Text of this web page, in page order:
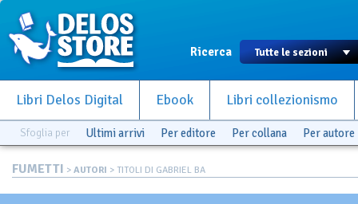
Ricerca
Libri Delos Digital Ebook Libri collezionismo
Sfoglia per Ultimi arrivi Per editore Per collana Per autore
FUMETTI > AUTORI > TITOLI DI GABRIEL BA